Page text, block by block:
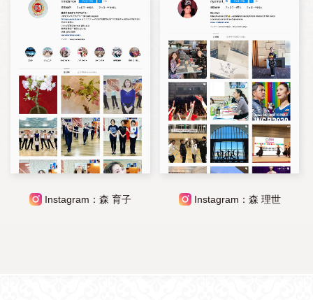
Instagram：森 育子 Instagram：森 理世